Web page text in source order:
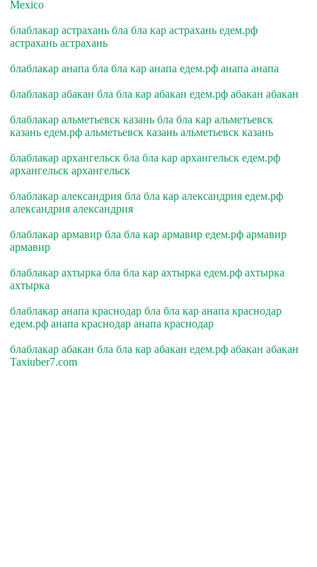
Mexico
блаблакар астрахань бла бла кар астрахань едем.рф
астрахань астрахань
блаблакар анапа бла бла кар анапа едем.рф анапа анапа
блаблакар абакан бла бла кар абакан едем.рф абакан абакан
блаблакар альметьевск казань бла бла кар альметьевск
казань едем.рф альметьевск казань альметьевск казань
блаблакар архангельск бла бла кар архангельск едем.рф
архангельск архангельск
блаблакар александрия бла бла кар александрия едем.рф
александрия александрия
блаблакар армавир бла бла кар армавир едем.рф армавир
армавир
блаблакар ахтырка бла бла кар ахтырка едем.рф ахтырка
ахтырка
блаблакар анапа краснодар бла бла кар анапа краснодар
едем.рф анапа краснодар анапа краснодар
блаблакар абакан бла бла кар абакан едем.рф абакан абакан
Taxiuber7.com